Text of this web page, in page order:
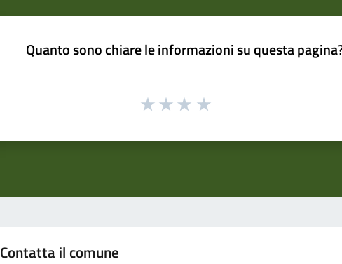
Quanto sono chiare le informazioni su questa
Contatta il comune